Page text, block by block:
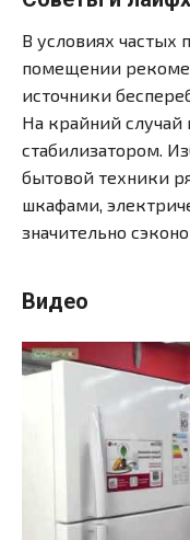
В условиях частых
помещении
источники
На крайний случай
стабилизатором.
бытовой техники
шкафами,
значительно
Видео